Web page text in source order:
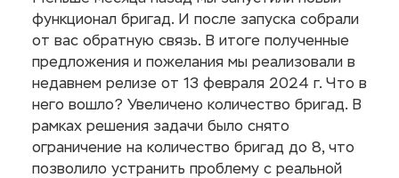
функционал бригад. И после запуска собрали
от вас обратную связь. В итоге полученные
предложения и пожелания мы реализовали в
недавнем релизе от 13 февраля 2024 г. Что в
него вошло? Увеличено количество бригад. В
рамках решения задачи было снято
ограничение на количество бригад до 8, что
позволило устранить проблему с реальной